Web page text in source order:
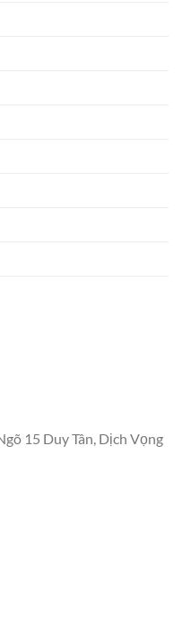
15 Duy Tân, Dịch Vọng